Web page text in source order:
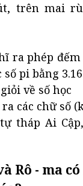
trên mai
ra phép
pi bằng 3.16
về số học
các chữ số
tháp Ai
Rô - ma